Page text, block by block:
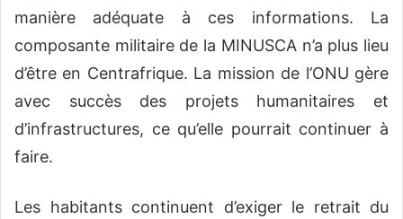
manière adéquate à ces informations. La
composante militaire de la MINUSCA n’a plus lieu
d’être en Centrafrique. La mission de l’ONU gère
avec succès des projets humanitaires et
d’infrastructures, ce qu’elle pourrait continuer à
faire.
Les habitants continuent d’exiger le retrait du